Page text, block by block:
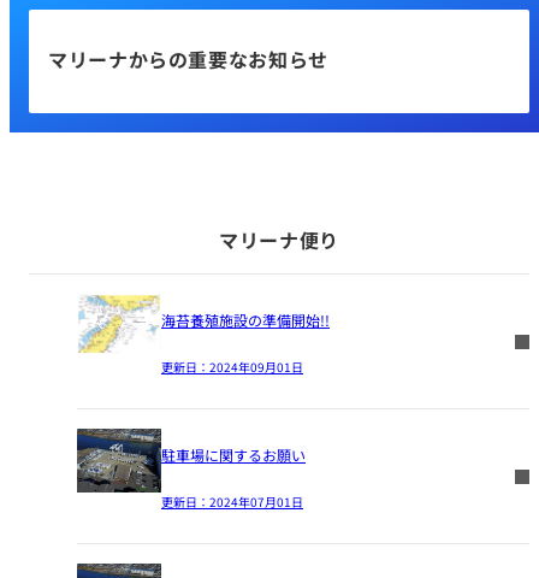
マリーナからの重要なお知らせ
マリーナ便り
海苔養殖施設の準備開始!!
更新日： 2024年09月01日
駐車場に関するお願い
更新日： 2024年07月01日